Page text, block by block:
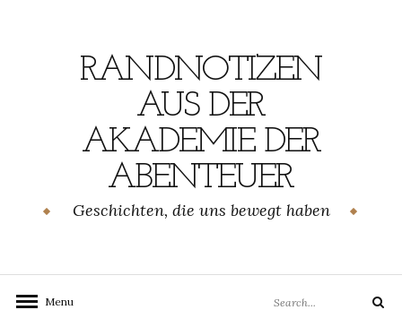
RANDNOTIZEN
AUS DER
AKADEMIE DER
ABENTEUER
Geschichten, die uns bewegt haben
Menu Search